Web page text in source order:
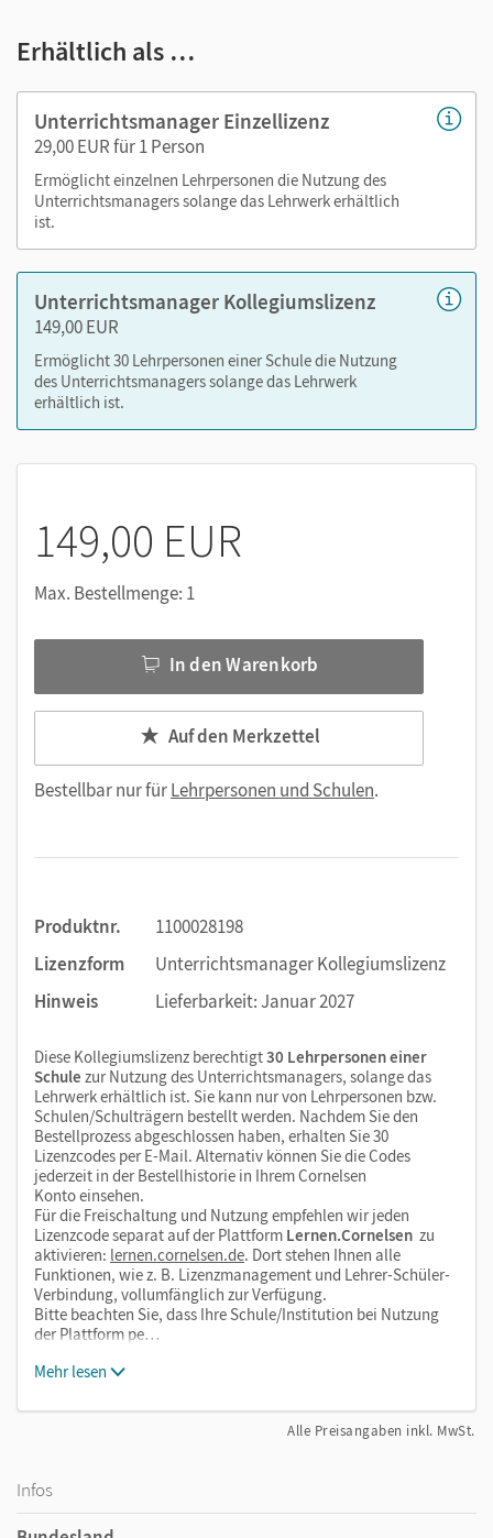
kapitelgenaue Materialanordnung
Lösungen zu den Aufgaben
Aufgaben im Buch
Klausurvorschläge
editierbare Kopiervorlagen im PDF- und Word-Format
Digitale Hilfe, interaktive Übungen
Nutzen Sie den Unterrichtsmanager auf lernen.cornelsen.de
oder über die Cornelsen Lernen App.
Erhältlich als …
Unterrichtsmanager Einzellizenz
29,00 EUR für 1 Person
Ermöglicht einzelnen Lehrpersonen die Nutzung des
Unterrichtsmanagers solange das Lehrwerk erhältlich
ist.
Unterrichtsmanager Kollegiumslizenz
149,00 EUR
Ermöglicht 30 Lehrpersonen einer Schule die Nutzung
des Unterrichtsmanagers solange das Lehrwerk
erhältlich ist.
149,00 EUR
Max. Bestellmenge: 1
In den Warenkorb
Auf den Merkzettel
Bestellbar nur fürLehrpersonen und Schulen.
Produktnr.
1100028198
Lizenzform
Unterrichtsmanager Kollegiumslizenz
Hinweis
Lieferbarkeit: Januar 2027
Diese Kollegiumslizenz berechtigt30 Lehrpersonen einer
Schule zur Nutzung des Unterrichtsmanagers, solange das
Lehrwerk erhältlich ist. Sie kann nur von Lehrpersonen bzw.
Schulen/Schulträgern bestellt werden. Nachdem Sie den
Bestellprozess abgeschlossen haben, erhalten Sie 30
Lizenzcodes per E-Mail. Alternativ können Sie die Codes
jederzeit in der Bestellhistorie in Ihrem Cornelsen
Konto einsehen.
Für die Freischaltung und Nutzung empfehlen wir jeden
Lizenzcode separat auf der Plattform Lernen.Cornelsen zu
aktivieren: lernen.cornelsen.de. Dort stehen Ihnen alle
Funktionen, wie z. B. Lizenzmanagement und Lehrer-Schüler-
Verbindung, vollumfänglich zur Verfügung.
Bitte beachten Sie, dass Ihre Schule/Institution bei Nutzung
der Plattform pe…
Mehr lesen
Alle Preisangaben inkl. MwSt.
Infos